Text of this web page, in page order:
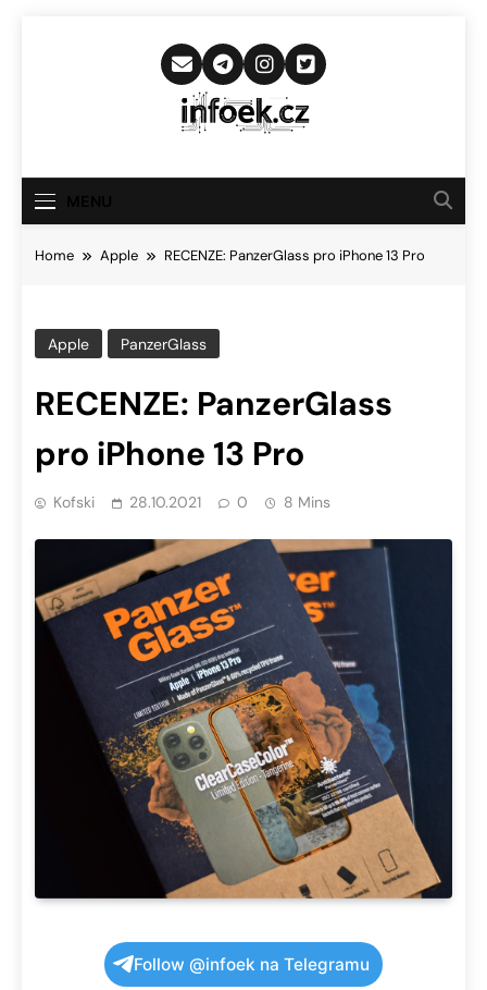
Infoek.cz
Novinkám
Home Apple RECENZE: PanzerGlass pro iPhone 13 Pro
Apple PanzerGlass
RECENZE: PanzerGlass
pro iPhone 13 Pro
Kofski 28.10.2021 0 8 Mins
Follow @infoek na Telegramu